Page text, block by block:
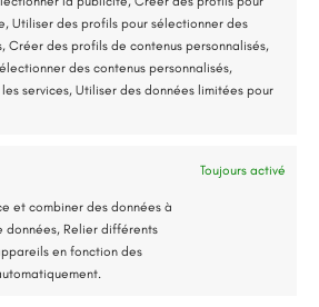
Utiliser des profils pour sélectionner des
Créer des profils de contenus personnalisés,
des contenus personnalisés,
services, Utiliser des données limitées pour
Toujours activé
et combiner des données à
données, Relier différents
en fonction des
administratif et financier complet
de prise en charge*